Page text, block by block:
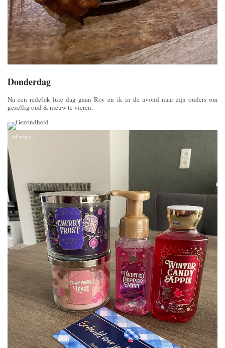
Donderdag
Na een redelijk luie dag gaan Roy en ik in de avond naar zijn ouders om
gezellig oud & nieuw te vieren.